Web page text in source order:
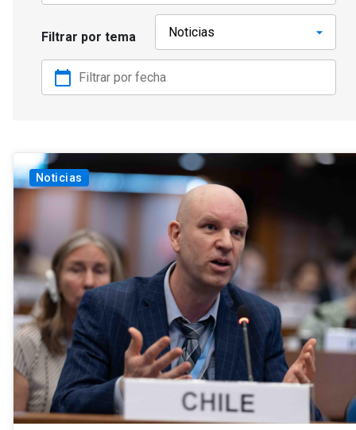
Filtrar por tema
calendar_today
Noticias